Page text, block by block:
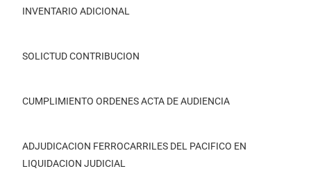
INVENTARIO ADICIONAL
SOLICTUD CONTRIBUCION
CUMPLIMIENTO ORDENES ACTA DE AUDIENCIA
ADJUDICACION FERROCARRILES DEL PACIFICO EN
LIQUIDACION JUDICIAL